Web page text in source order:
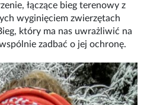
łączące bieg terenowy z
wyginięciem zwierzętach
który ma nas uwrażliwić na
zadbać o jej ochronę.